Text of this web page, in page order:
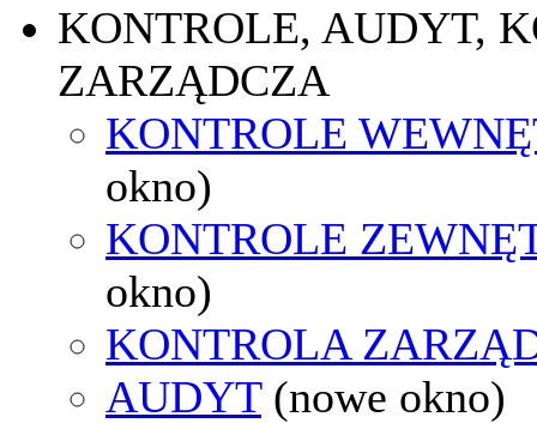
KONTROLE, AUDYT,
ZARZĄDCZA
KONTROLE
okno)
KONTROLE
okno)
KONTROLA
AUDYT (nowe okno)